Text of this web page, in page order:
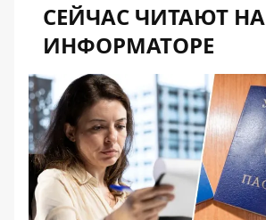
СЕЙЧАС ЧИТАЮТ НА
ИНФОРМАТОРЕ